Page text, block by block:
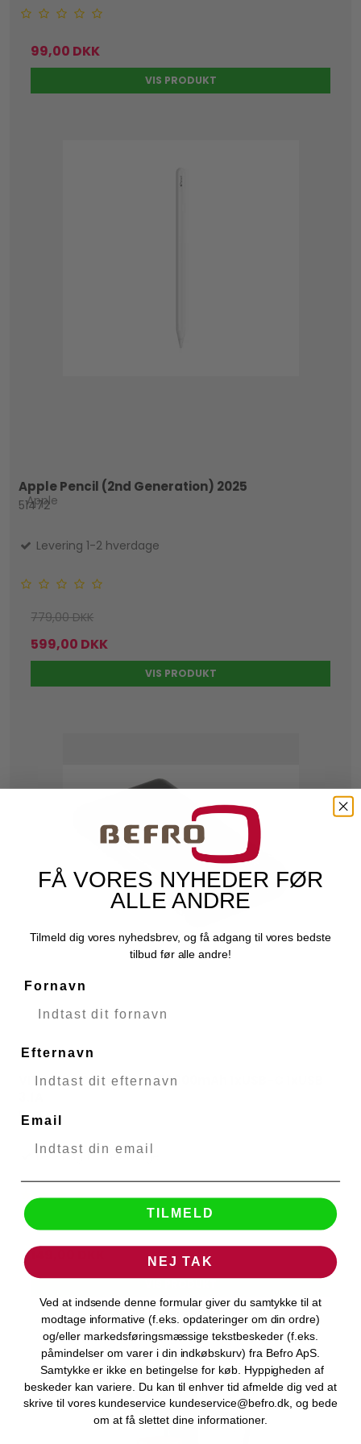
99,00 DKK
VIS PRODUKT
Apple Pencil (2nd Generation) 2025
Apple
51472
Levering 1-2 hverdage
779,00 DKK
599,00 DKK
VIS PRODUKT
VIVANCO Power Bank 20000mAh 1xUSB-C 1xUSB
50059
Levering 1-2 hverdage
299,00 DKK
149,00 DKK
FÅ VORES NYHEDER FØR
ALLE ANDRE
Tilmeld dig vores nyhedsbrev, og få adgang til vores bedste
tilbud før alle andre!
Fornavn
Efternavn
Email
TILMELD
NEJ TAK
Ved at indsende denne formular giver du samtykke til at
modtage informative (f.eks. opdateringer om din ordre)
og/eller markedsføringsmæssige tekstbeskeder (f.eks.
påmindelser om varer i din indkøbskurv) fra Befro ApS.
Samtykke er ikke en betingelse for køb. Hyppigheden af
beskeder kan variere. Du kan til enhver tid afmelde dig ved at
skrive til vores kundeservice kundeservice@befro.dk, og bede
om at få slettet dine informationer.